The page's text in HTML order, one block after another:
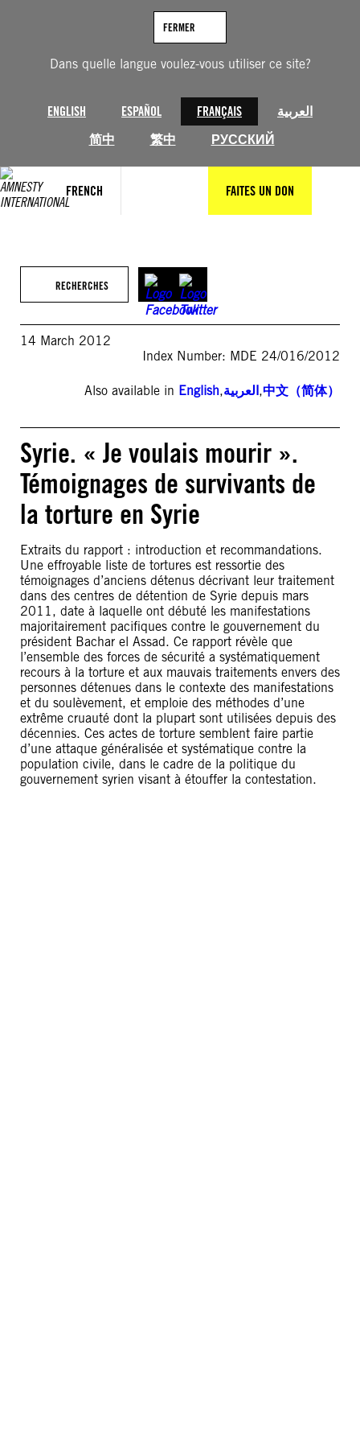
Dans quelle langue voulez-vous utiliser ce site?
ENGLISH ESPAÑOL FRANÇAIS
العربية
简中
繁中 РУССКИЙ
FERMER
FRENCH FAITES UN DON
RECHERCHES
14 March 2012
Index Number: MDE 24/016/2012
Also available in English,العربية,中文（简体）
Syrie. « Je voulais mourir ».
Témoignages de survivants de
la torture en Syrie
Extraits du rapport : introduction et recommandations.
Une effroyable liste de tortures est ressortie des
témoignages d’anciens détenus décrivant leur traitement
dans des centres de détention de Syrie depuis mars
2011, date à laquelle ont débuté les manifestations
majoritairement pacifiques contre le gouvernement du
président Bachar el Assad. Ce rapport révèle que
l’ensemble des forces de sécurité a systématiquement
recours à la torture et aux mauvais traitements envers des
personnes détenues dans le contexte des manifestations
et du soulèvement, et emploie des méthodes d’une
extrême cruauté dont la plupart sont utilisées depuis des
décennies. Ces actes de torture semblent faire partie
d’une attaque généralisée et systématique contre la
population civile, dans le cadre de la politique du
gouvernement syrien visant à étouffer la contestation.